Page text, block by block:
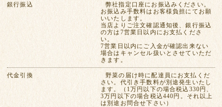
銀行振込
弊社指定口座にお振込みください。
お振込み手数料はお客様負担にてお願
いいたします。
当店よりご注文確認通知後、銀行振込
の方は7営業日以内にお支払くださ
い。
7営業日以内にご入金が確認出来ない
場合はキャンセル扱いとさせていただ
きます。
代金引換
野菜の届け時に配達員にお支払くだ
さい。代引き手数料が別途発生いたし
ます。（1万円以下の場合税込330円、
3万円以下の場合税込440円。それ以上
は別途お問合せ下さい）